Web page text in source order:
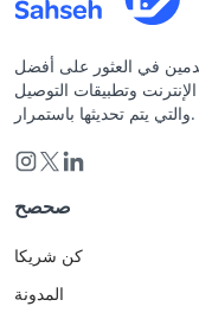
في العثور على أفضل
وتطبيقات التوصيل
والتي يتم تحديثها باستمرار.
صحصح
كن شريكا
المدونة